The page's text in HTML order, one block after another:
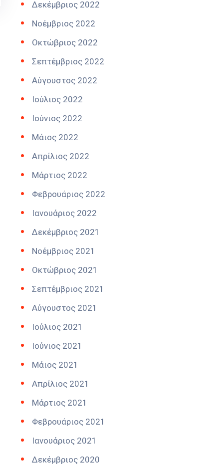
Δεκέμβριος 2022
Νοέμβριος 2022
Οκτώβριος 2022
Σεπτέμβριος 2022
Αύγουστος 2022
Ιούλιος 2022
Ιούνιος 2022
Μάιος 2022
Απρίλιος 2022
Μάρτιος 2022
Φεβρουάριος 2022
Ιανουάριος 2022
Δεκέμβριος 2021
Νοέμβριος 2021
Οκτώβριος 2021
Σεπτέμβριος 2021
Αύγουστος 2021
Ιούλιος 2021
Ιούνιος 2021
Μάιος 2021
Απρίλιος 2021
Μάρτιος 2021
Φεβρουάριος 2021
Ιανουάριος 2021
Δεκέμβριος 2020